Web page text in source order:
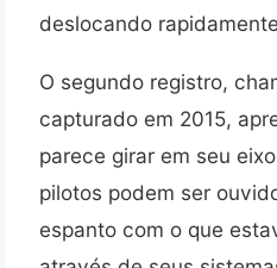
deslocando
O segundo registro,
capturado em 2015,
parece girar em seu
pilotos podem ser
espanto com o que